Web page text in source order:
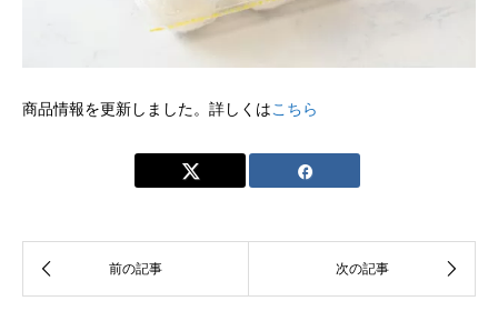
商品情報を更新しました。詳しくはこちら